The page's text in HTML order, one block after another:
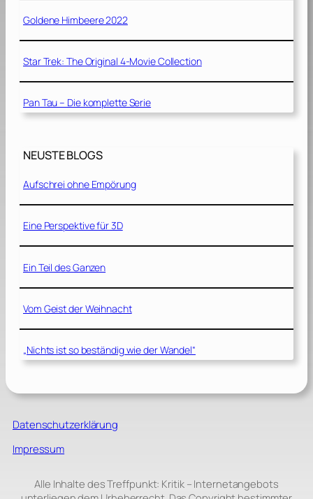
Goldene Himbeere 2022
Star Trek: The Original 4-Movie Collection
Pan Tau – Die komplette Serie
NEUSTE BLOGS
Aufschrei ohne Empörung
Eine Perspektive für 3D
Ein Teil des Ganzen
Vom Geist der Weihnacht
„Nichts ist so beständig wie der Wandel“
Datenschutzerklärung
Impressum
Alle Inhalte des Treffpunkt: Kritik – Internetangebots